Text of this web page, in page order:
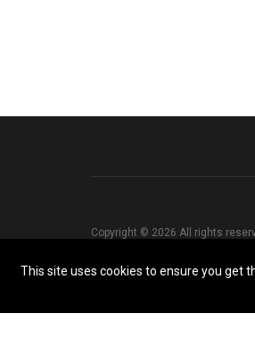
This site uses cookies to ensure you get
Copyright © 2026 All rights